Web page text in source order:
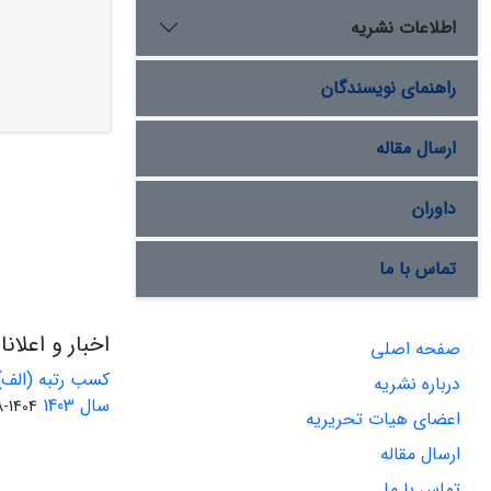
اطلاعات نشریه
راهنمای نویسندگان
ارسال مقاله
داوران
تماس با ما
صفحه اصلی
درباره نشریه
اعضای هیات تحریریه
ارسال مقاله
اخبار و
کسب رتبه
سال 1403
1404-08-01